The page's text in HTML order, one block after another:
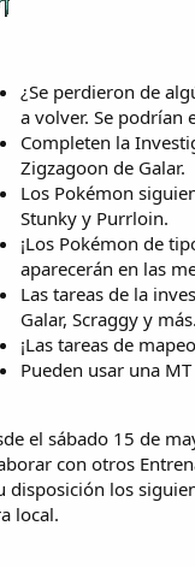
¿Se perdieron de
a volver. Se podrían
Completen la
Zigzagoon de Galar.
Los Pokémon
Stunky y Purrloin.
¡Los Pokémon de
aparecerán en las
Las tareas de la
Galar, Scraggy y más.
¡Las tareas de
Pueden usar una
el sábado 15 de
con otros
disposición los
local.